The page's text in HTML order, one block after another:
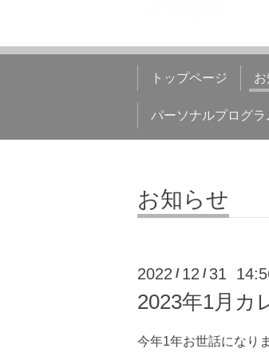
トップページ
パーソナルプログラ
お知らせ
2022 / 12 / 31
2023年1月カ
今年1年お世話になり